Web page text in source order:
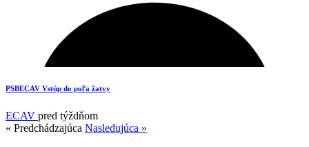
17
PSBECAV Vstúp do poľa žatvy
ECAV pred týždňom
« Predchádzajúca Nasledujúca »